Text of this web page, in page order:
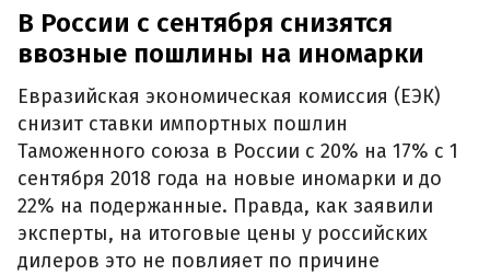
В России с сентября снизятся
ввозные пошлины на иномарки
Евразийская экономическая комиссия (ЕЭК)
снизит ставки импортных пошлин
Таможенного союза в России с 20% на 17% с 1
сентября 2018 года на новые иномарки и до
22% на подержанные. Правда, как заявили
эксперты, на итоговые цены у российских
дилеров это не повлияет по причине